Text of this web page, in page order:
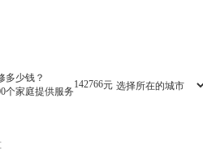
少钱？
个家庭提供服务
87974元